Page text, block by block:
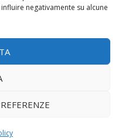
negativamente su alcune
Cookie Policy (UE)